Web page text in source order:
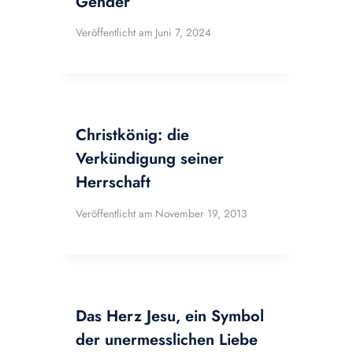
Veröffentlicht am Juni 7, 2024
Christkönig: die
Verkündigung seiner
Herrschaft
Veröffentlicht am November 19, 2013
Das Herz Jesu, ein Symbol
der unermesslichen Liebe